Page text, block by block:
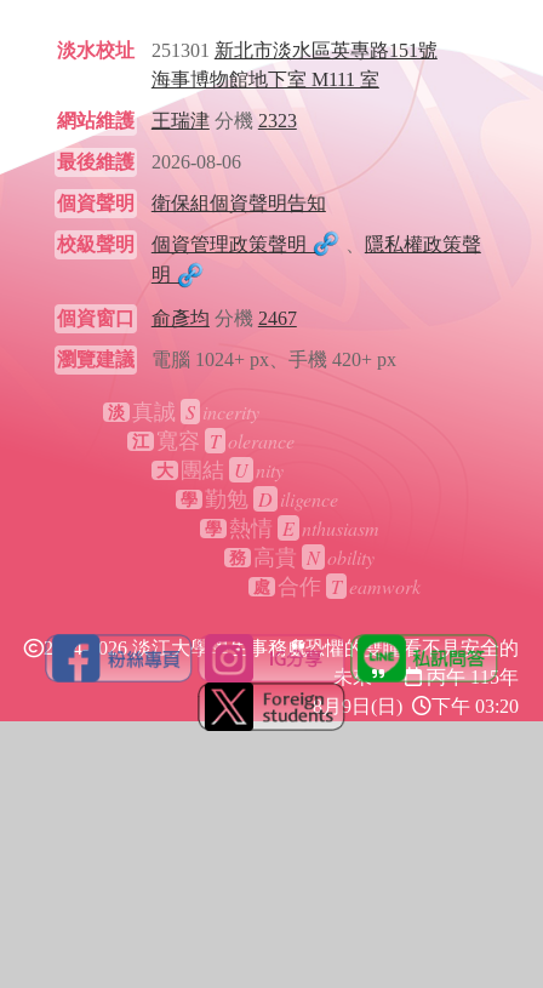
淡水校址 251301 新北市淡水區英專路151號
海事博物館地下室 M111 室
網站維護
王瑞津分機 2323
最後維護
2026-08-06
個資聲明
衛保組個資聲明告知
校級聲明
個資管理政策聲明
隱私權政策聲
明
個資窗口 俞彥均 分機 2467
瀏覽建議
電腦 1024+ px、手機 420+ px
淡 真誠 S incerity
江 寬容 T olerance
大 團結 U nity
學 勤勉 D iligence
學 熱情 E nthusiasm
務 高貴 N obility
處 合作 T eamwork
2024-2026 淡江大學學生事務處恐懼的雙瞳看不見安全的
未來
丙午 115年
8月9日(日)
下午 03:20